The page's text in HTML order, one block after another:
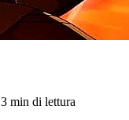
3 min di lettura